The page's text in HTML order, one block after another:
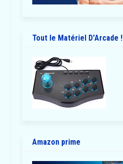
Tout le Matériel D'Arcade !
Amazon prime